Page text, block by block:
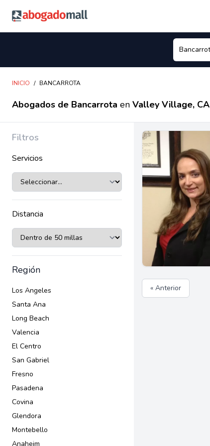
Abogadomall
INICIO / BANCARROTA
Abogados de Bancarrota en Valley Village, CA
Filtros
Servicios
Distancia
Región
Los Angeles
Santa Ana
Long Beach
Valencia
El Centro
San Gabriel
Fresno
Pasadena
Covina
Glendora
Montebello
Anaheim
« Anterior